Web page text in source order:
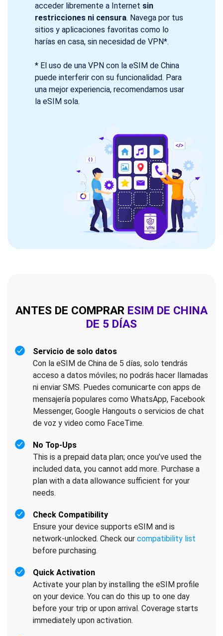
acceder libremente a Internet sin
restricciones ni censura. Navega por tus
sitios y aplicaciones favoritas como lo
harías en casa, sin necesidad de VPN*.
* El uso de una VPN con la eSIM de China
puede interferir con su funcionalidad. Para
una mejor experiencia, recomendamos usar
la eSIM sola.
ANTES DE COMPRAR ESIM DE CHINA
DE 5 DÍAS
Servicio de solo datos
Con la eSIM de China de 5 días, solo tendrás
acceso a datos móviles; no podrás hacer llamadas
ni enviar SMS. Puedes comunicarte con apps de
mensajería populares como WhatsApp, Facebook
Messenger, Google Hangouts o servicios de chat
de voz y video como FaceTime.
No Top-Ups
This is a prepaid data plan; once you’ve used the
included data, you cannot add more. Purchase a
plan with a data allowance sufficient for your
needs.
Check Compatibility
Ensure your device supports eSIM and is
network-unlocked. Check our compatibility list
before purchasing.
Quick Activation
Activate your plan by installing the eSIM profile
on your device. You can do this up to one day
before your trip or upon arrival. Coverage starts
immediately upon activation.